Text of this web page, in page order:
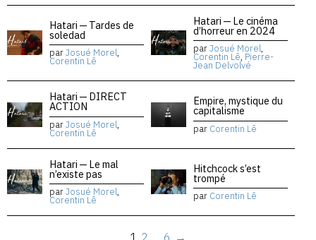
Hatari — Tardes de
soledad
parJosué Morel,
Corentin Lê
Hatari — Le cinéma
d’horreur en 2024
parJosué Morel,
Corentin Lê, Pierre-
Jean Delvolvé
Hatari — DIRECT
ACTION
parJosué Morel,
Corentin Lê
Empire, mystique du
capitalisme
par Corentin Lê
Hatari — Le mal
n’existe pas
parJosué Morel,
Corentin Lê
Hitchcock s’est
trompé
par Corentin Lê
1 2 … 6 →